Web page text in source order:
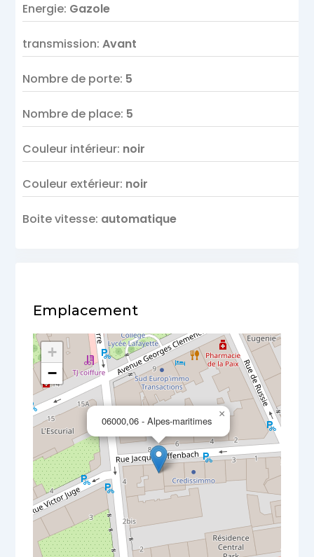
Energie: Gazole
transmission:Avant
Nombre de porte: 5
Nombre de place: 5
Couleur intérieur: noir
Couleur extérieur: noir
Boite vitesse: automatique
Emplacement
06000,06 - Alpes-maritimes
×
+
−